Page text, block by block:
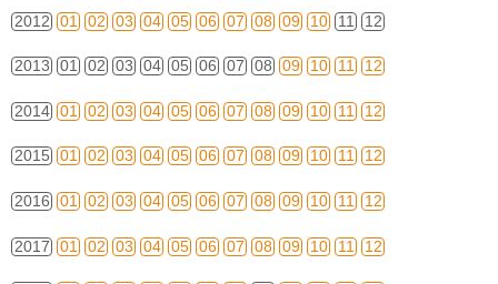
2012 01 02 03 04 05 06 07 08 09 10 11 12
2013 01 02 03 04 05 06 07 08 09 10 11 12
2014 01 02 03 04 05 06 07 08 09 10 11 12
2015 01 02 03 04 05 06 07 08 09 10 11 12
2016 01 02 03 04 05 06 07 08 09 10 11 12
2017 01 02 03 04 05 06 07 08 09 10 11 12